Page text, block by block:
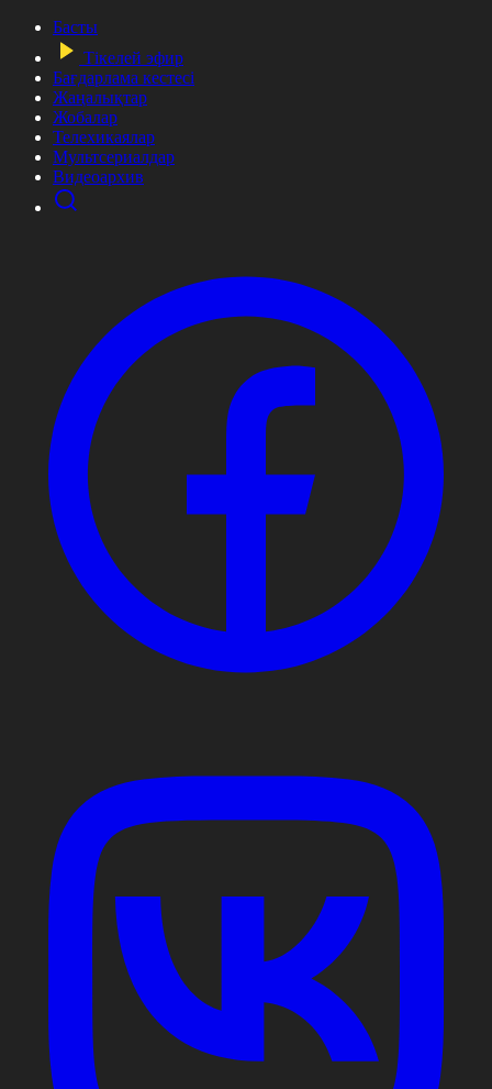
Басты
Тікелей эфир
Бағдарлама кестесі
Жаңалықтар
Жобалар
Телехикаялар
Мультсериалдар
Видеоархив